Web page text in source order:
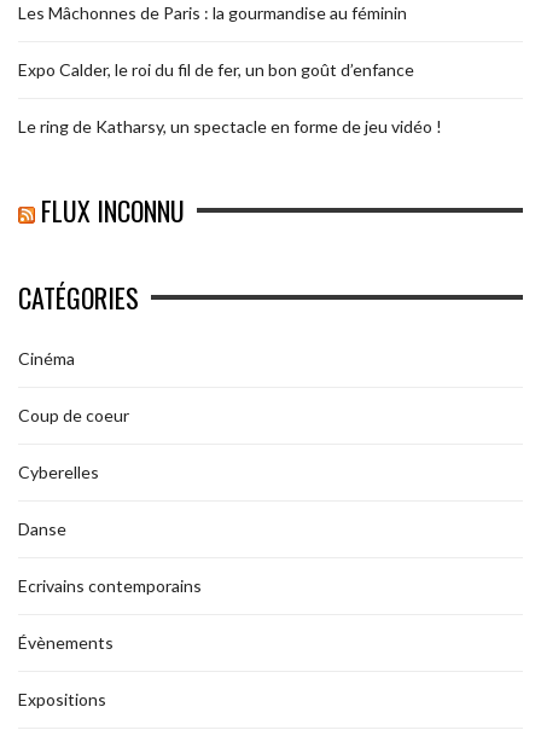
Les Mâchonnes de Paris : la gourmandise au féminin
Expo Calder, le roi du fil de fer, un bon goût d’enfance
Le ring de Katharsy, un spectacle en forme de jeu vidéo !
FLUX INCONNU
CATÉGORIES
Cinéma
Coup de coeur
Cyberelles
Danse
Ecrivains contemporains
Évènements
Expositions